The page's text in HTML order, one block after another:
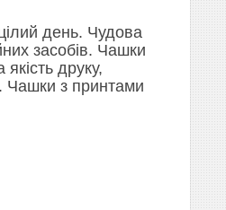
день. Чудова
засобів. Чашки
друку,
Чашки з принтами